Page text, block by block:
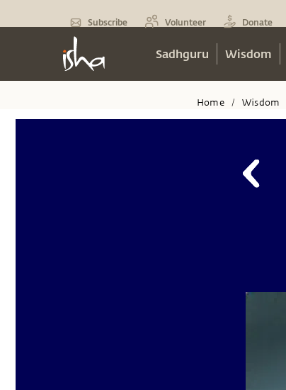
Subscribe Volunteer Donate
Sadhguru Wisdom
Home / Wisdom